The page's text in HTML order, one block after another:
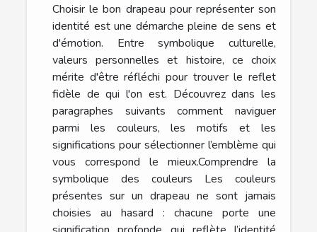
Choisir le bon drapeau pour représenter son
identité est une démarche pleine de sens et
d'émotion. Entre symbolique culturelle,
valeurs personnelles et histoire, ce choix
mérite d'être réfléchi pour trouver le reflet
fidèle de qui l'on est. Découvrez dans les
paragraphes suivants comment naviguer
parmi les couleurs, les motifs et les
significations pour sélectionner l’emblème qui
vous correspond le mieux.Comprendre la
symbolique des couleurs Les couleurs
présentes sur un drapeau ne sont jamais
choisies au hasard : chacune porte une